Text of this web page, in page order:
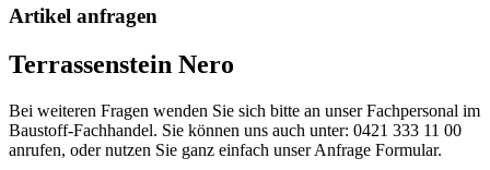
Artikel anfragen
Terrassenstein Nero
Bei weiteren Fragen wenden Sie sich bitte an unser Fachpersonal im
Baustoff-Fachhandel. Sie können uns auch unter: 0421 333 11 00
anrufen, oder nutzen Sie ganz einfach unser Anfrage Formular.